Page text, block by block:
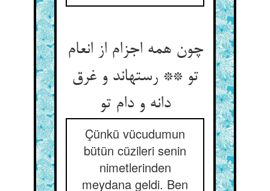
چون همه اجزام از انعام
تو ** رسته‏اند و غرق
دانه و دام تو
Çünkü vücudumun
bütün cüzileri senin
nimetlerinden
meydana geldi. Ben